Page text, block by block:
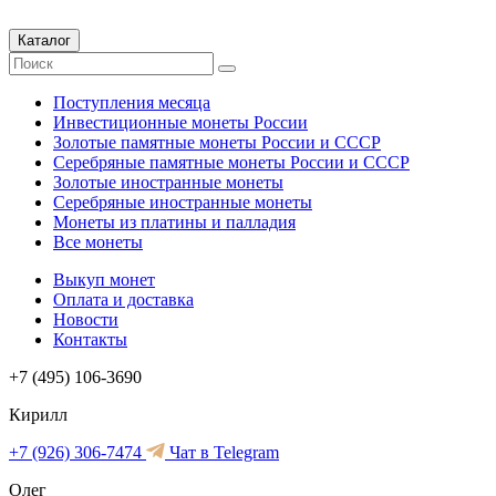
Каталог
Поступления месяца
Инвестиционные монеты России
Золотые памятные монеты России и СССР
Серебряные памятные монеты России и СССР
Золотые иностранные монеты
Серебряные иностранные монеты
Монеты из платины и палладия
Все монеты
Выкуп монет
Оплата и доставка
Новости
Контакты
+7 (495) 106-3690
Кирилл
+7 (926) 306-7474
Чат в Telegram
Олег